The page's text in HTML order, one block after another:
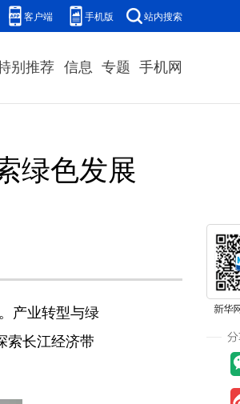
客户端 手机版 站内搜索
别推荐 信息 专题 手机网
绿色发展
产业转型与绿
索长江经济带